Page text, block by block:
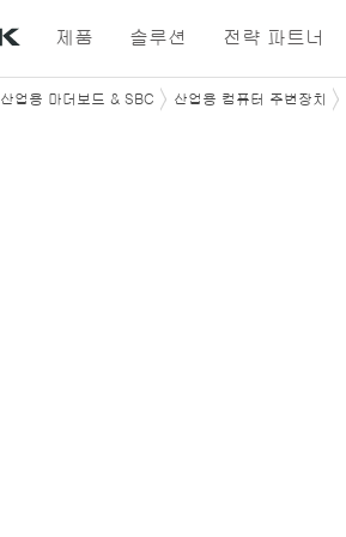
제품 솔루션 전략 파트너
산업용 마더보드 & SBC 산업용 컴퓨터 주변장치